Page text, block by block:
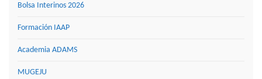
Bolsa Interinos 2026
Formación IAAP
Academia ADAMS
MUGEJU